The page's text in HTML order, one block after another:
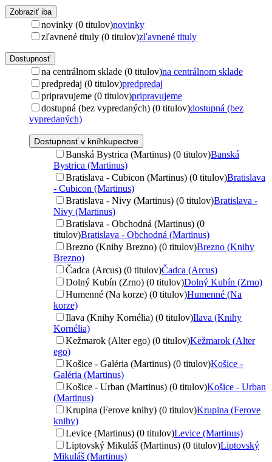
Zobraziť iba
novinky (0 titulov)novinky
zľavnené tituly (0 titulov)zľavnené tituly
Dostupnosť
na centrálnom sklade (0 titulov)na centrálnom sklade
predpredaj (0 titulov)predpredaj
pripravujeme (0 titulov)pripravujeme
dostupná (bez vypredaných) (0 titulov)dostupná (bez
vypredaných)
Dostupnosť v kníhkupectve
Banská Bystrica (Martinus) (0 titulov)Banská
Bystrica (Martinus)
Bratislava - Cubicon (Martinus) (0 titulov)Bratislava
- Cubicon (Martinus)
Bratislava - Nivy (Martinus) (0 titulov)Bratislava -
Nivy (Martinus)
Bratislava - Obchodná (Martinus) (0
titulov)Bratislava - Obchodná (Martinus)
Brezno (Knihy Brezno) (0 titulov)Brezno (Knihy
Brezno)
Čadca (Arcus) (0 titulov)Čadca (Arcus)
Dolný Kubín (Zrno) (0 titulov)Dolný Kubín (Zrno)
Humenné (Na korze) (0 titulov)Humenné (Na
korze)
Ilava (Knihy Kornélia) (0 titulov)Ilava (Knihy
Kornélia)
Kežmarok (Alter ego) (0 titulov)Kežmarok (Alter
ego)
Košice - Galéria (Martinus) (0 titulov)Košice -
Galéria (Martinus)
Košice - Urban (Martinus) (0 titulov)Košice - Urban
(Martinus)
Krupina (Ferove knihy) (0 titulov)Krupina (Ferove
knihy)
Levice (Martinus) (0 titulov)Levice (Martinus)
Liptovský Mikuláš (Martinus) (0 titulov)Liptovský
Mikuláš (Martinus)